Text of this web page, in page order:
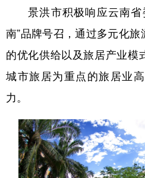
景洪市积极响应云南省
南”品牌号召，通过多元化
的优化供给以及旅居产业模
城市旅居为重点的旅居业
力。